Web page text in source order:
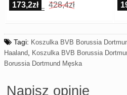
173,2zł 428,4zł
Tagi: Koszulka BVB Borussia
Haaland, Koszulka BVB Borussia
Borussia Dortmund Męska
Napisz opinię